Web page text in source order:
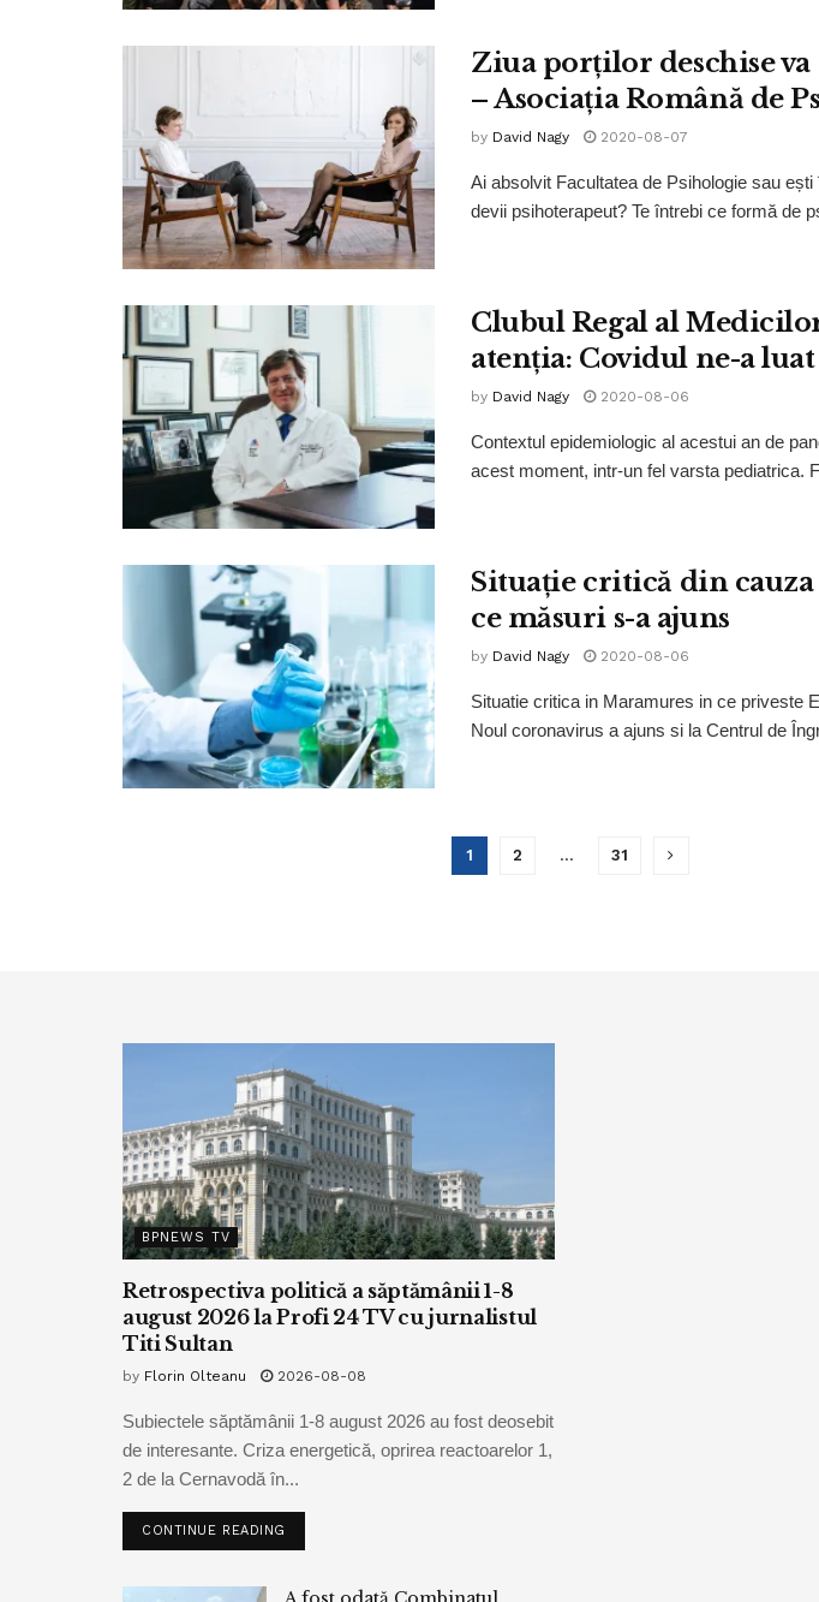
Ziua porților deschise va
– Asociația Română de
by David Nagy 2020-08-07
Ai absolvit Facultatea de Psihologie sau
devii psihoterapeut? Te întrebi ce formă de
Clubul Regal al
atenția: Covidul ne-a
by David Nagy 2020-08-06
Contextul epidemiologic al acestui an de
acest moment, intr-un fel varsta pediatrica.
Situație critică din cauza
ce măsuri s-a ajuns
by David Nagy 2020-08-06
Situatie critica in Maramures in ce priveste
Noul coronavirus a ajuns si la Centrul de
1 2 … 31
BPNEWS TV
Retrospectiva politică a săptămânii 1-8
august 2026 la Profi 24 TV cu jurnalistul
Titi Sultan
by Florin Olteanu 2026-08-08
Subiectele săptămânii 1-8 august 2026 au fost deosebit
de interesante. Criza energetică, oprirea reactoarelor 1,
2 de la Cernavodă în...
CONTINUE READING